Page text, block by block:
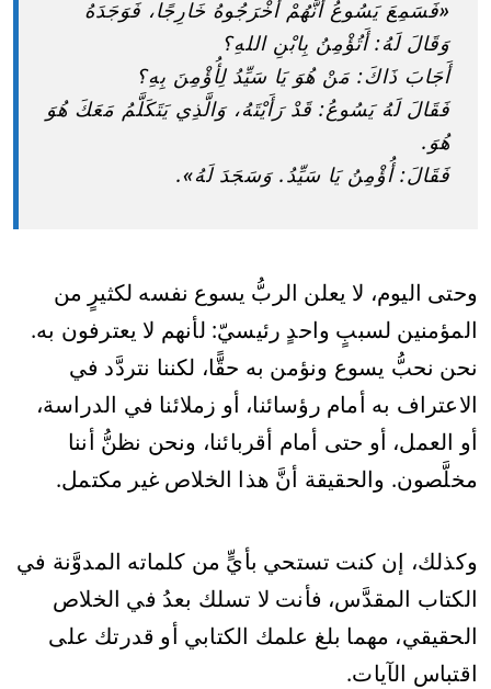
«فَسَمِعَ يَسُوعُ أَنَّهُمْ أَخْرَجُوهُ خَارِجًا، فَوَجَدَهُ
وَقَالَ لَهُ: أَتُؤْمِنُ بِابْنِ اللهِ؟
أَجَابَ ذَاكَ: مَنْ هُوَ يَا سَيِّدُ لِأُؤْمِنَ بِهِ؟
فَقَالَ لَهُ يَسُوعُ: قَدْ رَأَيْتَهُ، وَالَّذِي يَتَكَلَّمُ مَعَكَ هُوَ
هُوَ.
فَقَالَ: أُؤْمِنُ يَا سَيِّدُ. وَسَجَدَ لَهُ».
وحتى اليوم، لا يعلن الربُّ يسوع نفسه لكثيرٍ من
المؤمنين لسببٍ واحدٍ رئيسيّ: لأنهم لا يعترفون به.
نحن نحبُّ يسوع ونؤمن به حقًّا، لكننا نتردَّد في
الاعتراف به أمام رؤسائنا، أو زملائنا في الدراسة،
أو العمل، أو حتى أمام أقربائنا، ونحن نظنُّ أننا
مخلَّصون. والحقيقة أنَّ هذا الخلاص غير مكتمل.
وكذلك، إن كنت تستحي بأيٍّ من كلماته المدوَّنة في
الكتاب المقدَّس، فأنت لا تسلك بعدُ في الخلاص
الحقيقي، مهما بلغ علمك الكتابي أو قدرتك على
اقتباس الآيات.